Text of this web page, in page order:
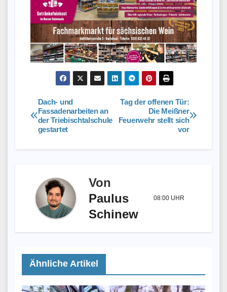
Beitragsnavigation
Tag der offenen Tür:
Die Meißner
Feuerwehr stellt sich
vor
Dach- und
Fassadenarbeiten an
der Triebischtalschule
gestartet
Von
Paulus
Schinew
08:00 UHR
Ähnliche Artikel